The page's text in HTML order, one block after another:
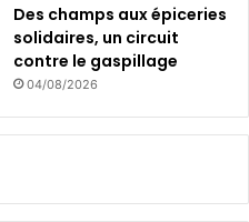
Des champs aux épiceries
solidaires, un circuit
contre le gaspillage
04/08/2026